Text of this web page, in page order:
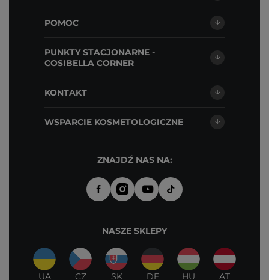
POMOC
PUNKTY STACJONARNE -
COSIBELLA CORNER
KONTAKT
WSPARCIE KOSMETOLOGICZNE
ZNAJDŹ NAS NA:
NASZE SKLEPY
UA CZ SK DE HU AT